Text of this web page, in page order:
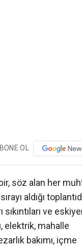
OL
söz alan her
aldığı
ve
elektrik, mahalle
bakımı, içme